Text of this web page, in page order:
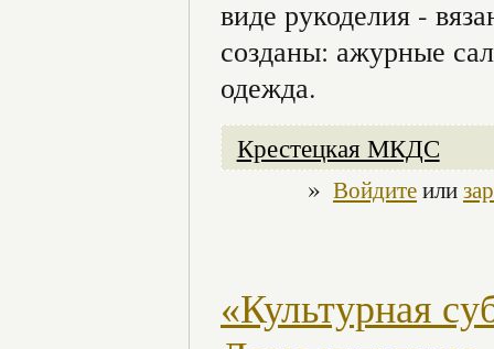
виде рукоделия -
созданы: ажурные
одежда.
Крестецкая МКДС
» Войдитеили
«Культурная